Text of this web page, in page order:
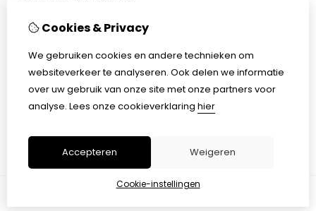
Mijn account
Bestelhistorie
Klantenservice
Contact
Cookies & Privacy
We gebruiken cookies en andere technieken om
websiteverkeer te analyseren. Ook delen we informatie
over uw gebruik van onze site met onze partners voor
analyse. Lees onze cookieverklaring hier
Accepteren Weigeren
Cookie-instellingen